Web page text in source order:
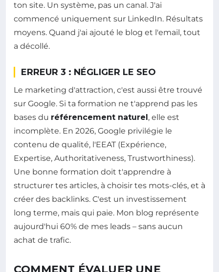
ton site. Un système, pas un canal. J'ai
commencé uniquement sur LinkedIn. Résultats
moyens. Quand j'ai ajouté le blog et l'email, tout
a décollé.
ERREUR 3 : NÉGLIGER LE SEO
Le marketing d'attraction, c'est aussi être trouvé
sur Google. Si ta formation ne t'apprend pas les
bases du référencement naturel , elle est
incomplète. En 2026, Google privilégie le
contenu de qualité, l'EEAT (Expérience,
Expertise, Authoritativeness, Trustworthiness).
Une bonne formation doit t'apprendre à
structurer tes articles, à choisir tes mots-clés, et à
créer des backlinks. C'est un investissement
long terme, mais qui paie. Mon blog représente
aujourd'hui 60% de mes leads – sans aucun
achat de trafic.